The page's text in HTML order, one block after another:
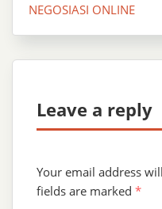
NEGOSIASI ONLINE
Leave a reply
Your email address
fields are marked *